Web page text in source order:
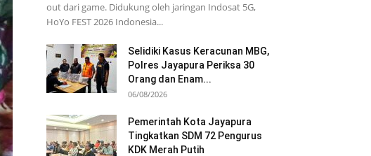
out dari game. Didukung oleh jaringan Indosat 5G,
HoYo FEST 2026 Indonesia...
Selidiki Kasus Keracunan MBG,
Polres Jayapura Periksa 30
Orang dan Enam...
06/08/2026
Pemerintah Kota Jayapura
Tingkatkan SDM 72 Pengurus
KDK Merah Putih